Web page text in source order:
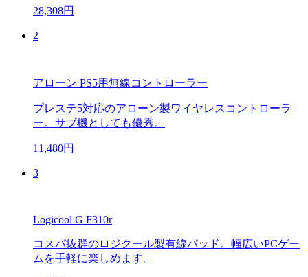
28,308円
2
アローン PS5用無線コントローラー
プレステ5対応のアローン製ワイヤレスコントローラ
ー。サブ機としても優秀。
11,480円
3
Logicool G F310r
コスパ抜群のロジクール製有線パッド。幅広いPCゲー
ムを手軽に楽しめます。